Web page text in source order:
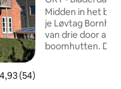
beoordeling van
4,93 (54)
Midden in het
je Løvtag
van drie door
boomhutten. De GRY-hut is ingericht